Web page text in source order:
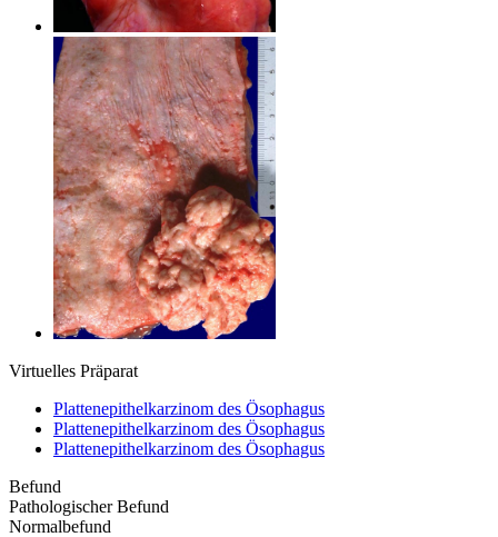
Virtuelles Präparat
Plattenepithelkarzinom des Ösophagus
Plattenepithelkarzinom des Ösophagus
Plattenepithelkarzinom des Ösophagus
Befund
Pathologischer Befund
Normalbefund